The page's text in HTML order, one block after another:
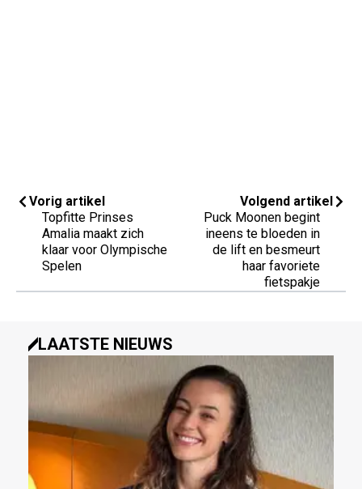
Vorig artikel
Topfitte Prinses
Amalia maakt zich
klaar voor Olympische
Spelen
Volgend artikel
Puck Moonen begint
ineens te bloeden in
de lift en besmeurt
haar favoriete
fietspakje
LAATSTE NIEUWS